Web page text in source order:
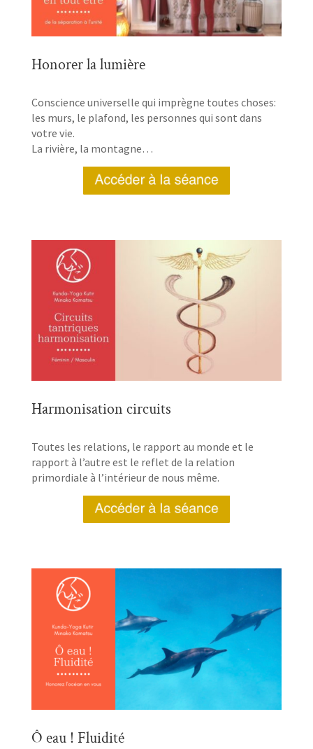
Honorer la lumière
Conscience universelle qui imprègne toutes choses:
les murs, le plafond, les personnes qui sont dans
votre vie.
La rivière, la montagne…
Harmonisation circuits
Toutes les relations, le rapport au monde et le
rapport à l’autre est le reflet de la relation
primordiale à l’intérieur de nous même.
Ô eau ! Fluidité